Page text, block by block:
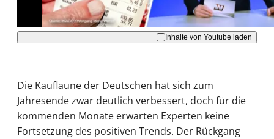
Inhalte von Youtube laden
Die Kauflaune der Deutschen hat sich zum
Jahresende zwar deutlich verbessert, doch für die
kommenden Monate erwarten Experten keine
Fortsetzung des positiven Trends. Der Rückgang